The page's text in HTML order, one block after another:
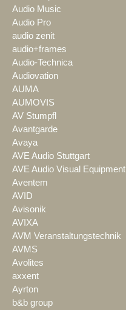
Audio Music
Audio Pro
audio zenit
audio+frames
Audio-Technica
Audiovation
AUMA
AUMOVIS
AV Stumpfl
Avantgarde
Avaya
AVE Audio Stuttgart
AVE Audio Visual Equipment
Aventem
AVID
Avisonik
AVIXA
AVM Veranstaltungstechnik
AVMS
Avolites
axxent
Ayrton
b&b group